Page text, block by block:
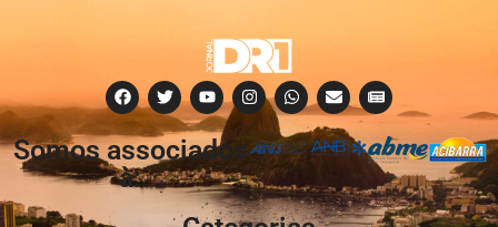
Somos associados
à: